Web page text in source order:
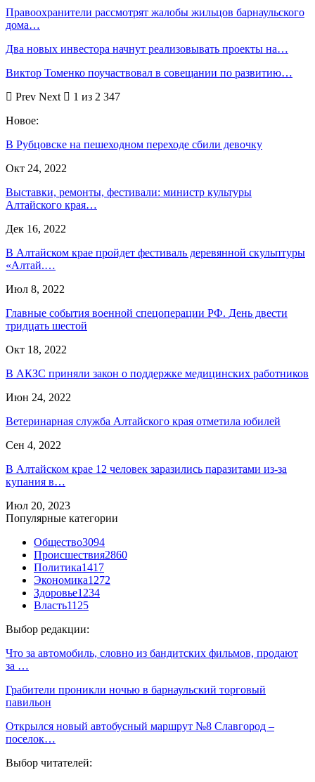
Правоохранители рассмотрят жалобы жильцов барнаульского
дома…
Два новых инвестора начнут реализовывать проекты на…
Виктор Томенко поучаствовал в совещании по развитию…
Prev Next
1 из 2 347
Новое:
В Рубцовске на пешеходном переходе сбили девочку
Окт 24, 2022
Выставки, ремонты, фестивали: министр культуры
Алтайского края…
Дек 16, 2022
В Алтайском крае пройдет фестиваль деревянной скульптуры
«Алтай.…
Июл 8, 2022
Главные события военной спецоперации РФ. День двести
тридцать шестой
Окт 18, 2022
В АКЗС приняли закон о поддержке медицинских работников
Июн 24, 2022
Ветеринарная служба Алтайского края отметила юбилей
Сен 4, 2022
В Алтайском крае 12 человек заразились паразитами из-за
купания в…
Июл 20, 2023
Популярные категории
Общество3094
Происшествия2860
Политика1417
Экономика1272
Здоровье1234
Власть1125
Выбор редакции:
Что за автомобиль, словно из бандитских фильмов, продают
за …
Грабители проникли ночью в барнаульский торговый
павильон
Открылся новый автобусный маршрут №8 Славгород –
поселок…
Выбор читателей: